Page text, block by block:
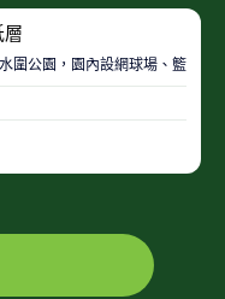
層
圍公園，園內設網球場、籃球